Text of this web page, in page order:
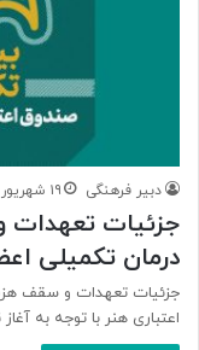
دبیر فرهنگی ۱۹ شهریور ۱۴۰۳
جزئیات تعهدات
درمان تکمیلی
جزئیات تعهدات و سقف
اعتباری هنر با توجه به